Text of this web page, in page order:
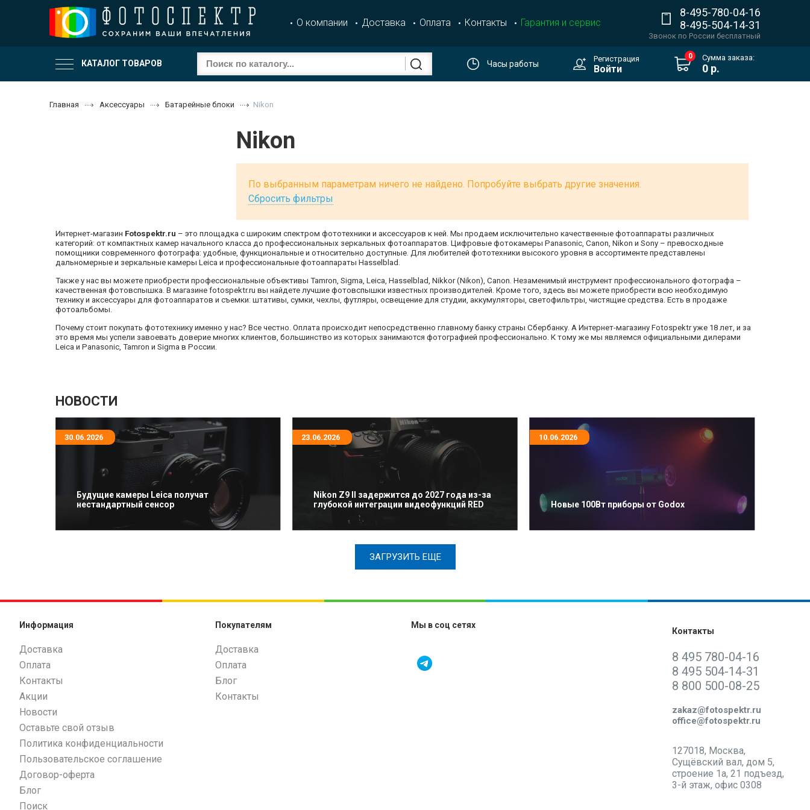
О компании Доставка Оплата Контакты Гарантия и сервис
8-495-780-04-16
8-495-504-14-31
Звонок по России бесплатный
КАТАЛОГ ТОВАРОВ Часы работы
Регистрация
Войти
0 Сумма заказа:
0 р.
Главная Аксессуары Батарейные блоки Nikon
Nikon
По выбранным параметрам ничего не найдено. Попробуйте выбрать другие значения.
Сбросить фильтры
Интернет-магазин Fotospektr.ru – это площадка с широким спектром фототехники и аксессуаров к ней. Мы продаем исключительно качественные фотоаппараты различных
категорий: от компактных камер начального класса до профессиональных зеркальных фотоаппаратов. Цифровые фотокамеры Panasonic, Canon, Nikon и Sony – превосходные
помощники современного фотографа: удобные, функциональные и относительно доступные. Для любителей фототехники высокого уровня в ассортименте представлены
дальномерные и зеркальные камеры Leica и профессиональные фотоаппараты Hasselblad.
Также у нас вы можете приобрести профессиональные объективы Tamron, Sigma, Leiсa, Hasselblad, Nikkor (Nikon), Canon. Незаменимый инструмент профессионального фотографа –
качественная фотовспышка. В магазине fotospektr.ru вы найдете лучшие фотовспышки известных производителей. Кроме того, здесь вы можете приобрести всю необходимую
технику и аксессуары для фотоаппаратов и съемки: штативы, сумки, чехлы, футляры, освещение для студии, аккумуляторы, светофильтры, чистящие средства. Есть в продаже
фотоальбомы.
Почему стоит покупать фототехнику именно у нас? Все честно. Оплата происходит непосредственно главному банку страны Сбербанку. А Интернет-магазину Fotospektr уже 18 лет, и за
это время мы успели завоевать доверие многих клиентов, большинство из которых занимаются фотографией профессионально. К тому же мы являемся официальными дилерами
Leica и Panasonic, Tamron и Sigma в России.
НОВОСТИ
30.06.2026
Будущие камеры Leica получат
нестандартный сенсор
23.06.2026
Nikon Z9 II задержится до 2027 года из-за
глубокой интеграции видеофункций RED
10.06.2026
Новые 100Вт приборы от Godox
ЗАГРУЗИТЬ ЕЩЕ
Информация
Доставка
Оплата
Контакты
Акции
Новости
Оставьте свой отзыв
Политика конфиденциальности
Пользовательское соглашение
Договор-оферта
Блог
Поиск
Покупателям
Доставка
Оплата
Блог
Контакты
Мы в соц сетях
Контакты
8 495 780-04-16
8 495 504-14-31
8 800 500-08-25
zakaz@fotospektr.ru
office@fotospektr.ru
127018, Москва,
Сущёвский вал, дом 5,
строение 1а, 21 подъезд,
3-й этаж, офис 0308